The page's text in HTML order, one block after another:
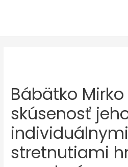
Bábätko
skúsenosť
individuálnymi
stretnutiami